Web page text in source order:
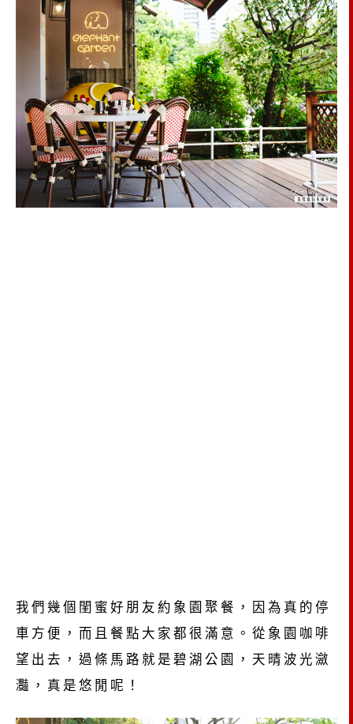
我們幾個閨蜜好朋友約象園聚餐，因為真的停
車方便，而且餐點大家都很滿意。從象園咖啡
望出去，過條馬路就是碧湖公園，天晴波光瀲
灩，真是悠閒呢！